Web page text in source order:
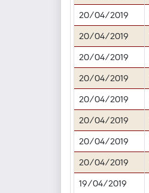
20/04/2019
20/04/2019
20/04/2019
20/04/2019
20/04/2019
20/04/2019
20/04/2019
20/04/2019
19/04/2019